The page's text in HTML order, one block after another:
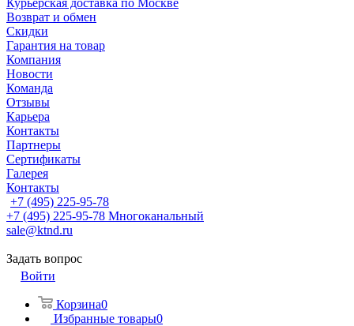
Курьерская доставка по Москве
Возврат и обмен
Скидки
Гарантия на товар
Компания
Новости
Команда
Отзывы
Карьера
Контакты
Партнеры
Сертификаты
Галерея
Контакты
+7 (495) 225-95-78
+7 (495) 225-95-78 Многоканальный
sale@ktnd.ru
Задать вопрос
Войти
Корзина0
Избранные товары0